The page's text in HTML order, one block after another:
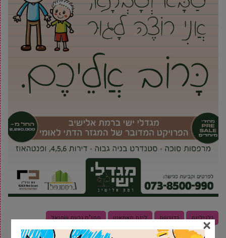
גלגיליות כדורשת ליגת מאמאנט מתנ"ס גבעת שמואל ×